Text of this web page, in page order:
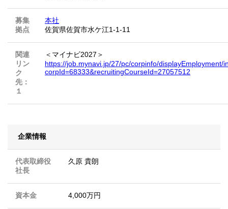
募集
拠点
本社
佐賀県佐賀市水ケ江1-1-11
関連
リン
ク
先：
１
＜マイナビ2027＞
https://job.mynavi.jp/27/pc/corpinfo/displayEmployment/
corpId=68333&recruitingCourseId=27057512
企業情報
代表取締役
社長
久原 貴朗
資本金 4,000万円